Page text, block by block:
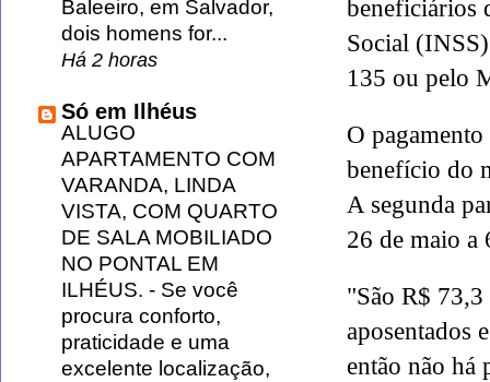
beneficiários
Social
135 ou pelo
O
benefício do
A segunda
26 de maio a
"São R$ 73,3
aposentados
então não há
Baleeiro, em Salvador,
dois homens for...
Há 2 horas
Só em Ilhéus
ALUGO
APARTAMENTO COM
VARANDA, LINDA
VISTA, COM QUARTO
DE SALA MOBILIADO
NO PONTAL EM
ILHÉUS. - Se você
procura conforto,
praticidade e uma
excelente localização,